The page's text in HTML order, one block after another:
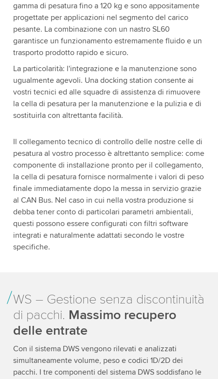
gamma di pesatura fino a 120 kg e sono appositamente
progettate per applicazioni nel segmento del carico
pesante. La combinazione con un nastro SL60
garantisce un funzionamento estremamente fluido e un
trasporto prodotto rapido e sicuro.
La particolarità: l'integrazione e la manutenzione sono
ugualmente agevoli. Una docking station consente ai
vostri tecnici ed alle squadre di assistenza di rimuovere
la cella di pesatura per la manutenzione e la pulizia e di
sostituirla con altrettanta facilità.
Il collegamento tecnico di controllo delle nostre celle di
pesatura al vostro processo è altrettanto semplice: come
componente di installazione pronto per il collegamento,
la cella di pesatura fornisce normalmente i valori di peso
finale immediatamente dopo la messa in servizio grazie
al CAN Bus. Nel caso in cui nella vostra produzione si
debba tener conto di particolari parametri ambientali,
questi possono essere configurati con filtri software
integrati e naturalmente adattati secondo le vostre
specifiche.
WS – Gestione senza discontinuità
di pacchi. Massimo recupero
delle entrate
Con il sistema DWS vengono rilevati e analizzati
simultaneamente volume, peso e codici 1D/2D dei
pacchi. I tre componenti del sistema DWS soddisfano le